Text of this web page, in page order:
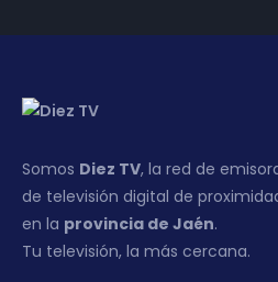
Somos Diez TV, la red de
de televisión digital de
en la provincia de Jaén.
Tu televisión, la más cercana.